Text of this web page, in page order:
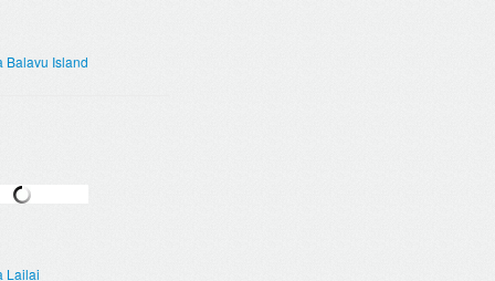
Balavu Island
Lailai